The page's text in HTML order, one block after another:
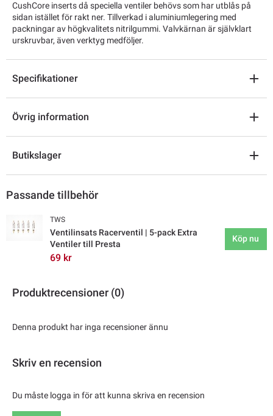
CushCore inserts då speciella ventiler behövs som har utblås på
sidan istället för rakt ner. Tillverkad i aluminiumlegering med
packningar av högkvalitets nitrilgummi. Valvkärnan är självklart
urskruvbar, även verktyg medföljer.
Specifikationer
Övrig information
Butikslager
Passande tillbehör
TWS
Ventilinsats Racerventil | 5-pack Extra
Ventiler till Presta
69 kr
Köp nu
Produktrecensioner (0)
Denna produkt har inga recensioner ännu
Skriv en recension
Du måste logga in för att kunna skriva en recension